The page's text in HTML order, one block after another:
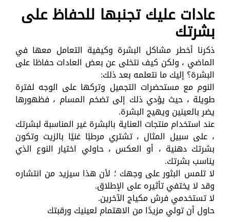
عادات عليك تجنبها للحفاظ على
بشرتك
ذكرنا أخطر مشاكل البشرة وكيفية التعامل معها في
الماضي ، ولكن كيف نتخلى عن بعض العادات حفاظا على
البشرة؟ إليك ما نتعلمه بعد ذلك:
النوم مع مستحضرات التجميل وتركها على الوجه لفترة
طويلة ، حيث يؤدي ذلك إلى تضخم المسام ، فظهورها
يضر بالعينين ويهيج البشرة.
عند استخدام منتجات العناية بالبشرة غير المناسبة لبشرتك
، على سبيل المثال ، تشتري مرطبًا غنيًا بالزيت وتكون
بشرتك دهنية ، أو العكس ، حاولي اختيار النوع الذي
يناسب بشرتك.
لا تلمس البثور على وجهك ؛ لأن هذا سيزيد من انتشاره
وقد لا يختفي تأثيره على الإطلاق.
لا تستخدمي فرش مكياج الآخرين.
حاول أن تولي مزيدًا من الاهتمام لعينيك ورقبتك